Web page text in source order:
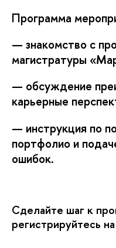
Программа
— знакомство с
магистратуры
— обсуждение
карьерные
— инструкция по
портфолио и
ошибок.
Сделайте шаг к
регистрируйтесь